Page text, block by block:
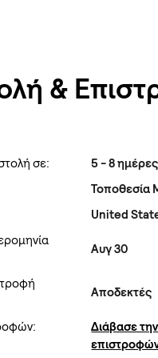
&
σε:
5 - 8 ημέρες
Τοποθεσία
United
Αυγ 30
Αποδεκτές
Διάβασε